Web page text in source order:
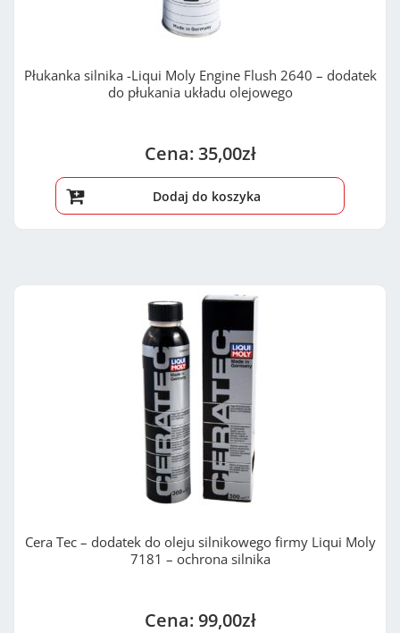
Płukanka silnika -Liqui Moly Engine Flush 2640 – dodatek
do płukania układu olejowego
35,00zł
Dodaj do koszyka
Cera Tec – dodatek do oleju silnikowego firmy Liqui Moly
7181 – ochrona silnika
99,00zł